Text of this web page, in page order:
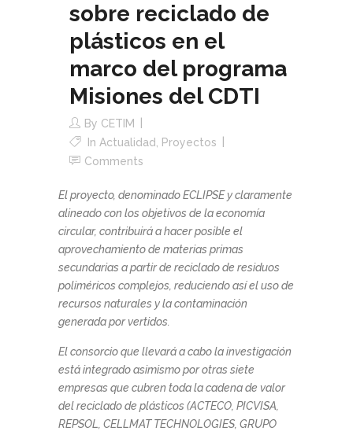
sobre reciclado de
plásticos en el
marco del programa
Misiones del CDTI
By CETIM
In Actualidad
Proyectos
Comments
El proyecto, denominado ECLIPSE y claramente
alineado con los objetivos de la economía
circular, contribuirá a hacer posible el
aprovechamiento de materias primas
secundarias a partir de reciclado de residuos
poliméricos complejos, reduciendo así el uso de
recursos naturales y la contaminación
generada por vertidos.
El consorcio que llevará a cabo la investigación
está integrado asimismo por otras siete
empresas que cubren toda la cadena de valor
del reciclado de plásticos (ACTECO, PICVISA,
REPSOL, CELLMAT TECHNOLOGIES, GRUPO